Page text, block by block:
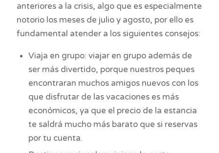
anteriores a la crisis, algo que es especialmente
notorio los meses de julio y agosto, por ello es
fundamental atender a los siguientes consejos:
Viaja en grupo: viajar en grupo además de
ser más divertido, porque nuestros peques
encontraran muchos amigos nuevos con los
que disfrutar de las vacaciones es más
económicos, ya que el precio de la estancia
te saldrá mucho más barato que si reservas
por tu cuenta.